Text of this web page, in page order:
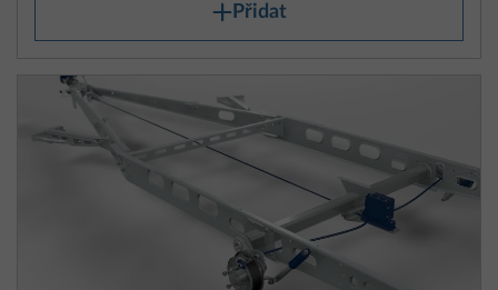
Přidat